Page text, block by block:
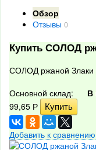
Обзор
Отзывы 0
Купить СОЛОД
СОЛОД ржаной Злаки
Основной склад:
В
99,65 Р
Добавить к сравнению